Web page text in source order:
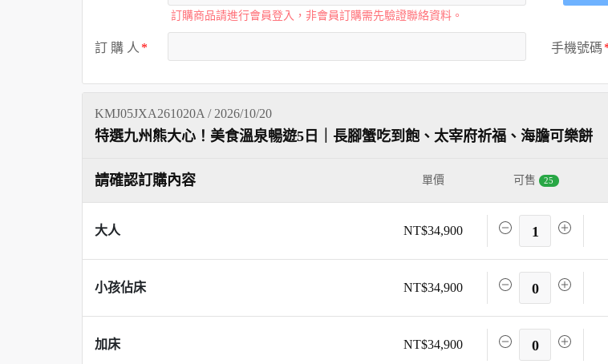
訂購商品請進行會員登入，非會員訂購需先驗證聯絡資料。
訂 購 人 手機號碼
KMJ05JXA261020A / 2026/10/20
特選九州熊大心！美食溫泉暢遊5日｜長腳蟹吃到飽、太宰府祈福、海膽可樂餅
請確認訂購內容 單價 可售 25
大人 NT$34,900 1
小孩佔床 NT$34,900 0
加床 NT$34,900 0